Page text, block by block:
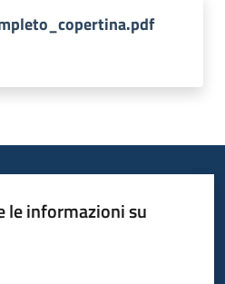
le informazioni su